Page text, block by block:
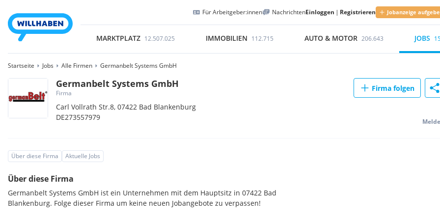
Für Arbeitgeber:innen NachrichtenEinloggen | Registrieren Jobanzeige
MARKTPLATZ 12.507.025 IMMOBILIEN 112.715 AUTO & MOTOR 206.643 JOBS
Startseite Jobs Alle Firmen Germanbelt Systems GmbH
Germanbelt Systems GmbH
Firma
Carl Vollrath Str.8,07422 Bad Blankenburg
DE273557979
Firma folgen
Über diese Firma Aktuelle Jobs
Über diese Firma
Germanbelt Systems GmbH ist ein Unternehmen mit dem Hauptsitz in 07422 Bad
Blankenburg. Folge dieser Firma um keine neuen Jobangebote zu verpassen!